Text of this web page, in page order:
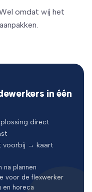
omdat wij het
in één
direct
voorbij → kaart
na plannen
voor de flexwerker
en horeca